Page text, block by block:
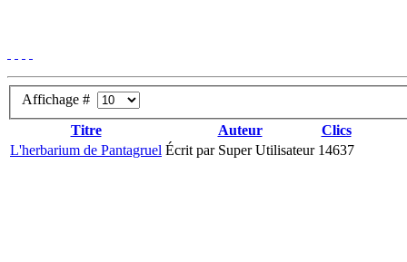
Affichage #
Titre
Auteur
Clics
L'herbarium de Pantagruel Écrit par Super Utilisateur 14637